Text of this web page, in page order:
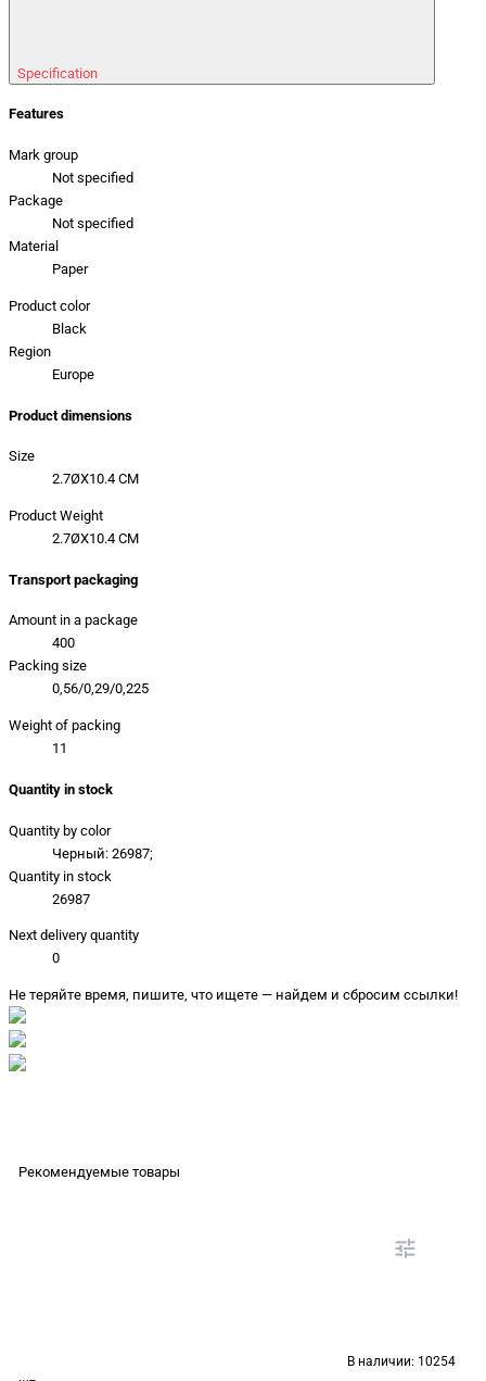
Specification
Features
Mark group
Not specified
Package
Not specified
Material
Paper
Product color
Black
Region
Europe
Product dimensions
Size
2.7ØX10.4 CM
Product Weight
2.7ØX10.4 CM
Transport packaging
Amount in a package
400
Packing size
0,56/0,29/0,225
Weight of packing
11
Quantity in stock
Quantity by color
Черный: 26987;
Quantity in stock
26987
Next delivery quantity
0
Не теряйте время, пишите, что ищете — найдем и сбросим ссылки!
Рекомендуемые товары
В наличии: 10254